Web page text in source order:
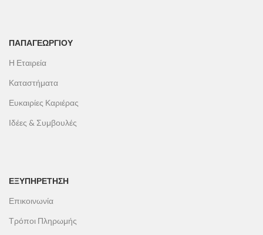
ΠΑΠΑΓΕΩΡΓΊΟΥ
Η Εταιρεία
Καταστήματα
Ευκαιρίες Καριέρας
Ιδέες & Συμβουλές
ΕΞΥΠΗΡΕΤΗΣΗ
Επικοινωνία
Τρόποι Πληρωμής